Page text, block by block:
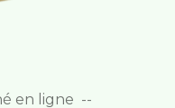
en ligne --